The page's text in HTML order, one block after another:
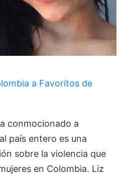
a Favoritos de
conmocionado a
país entero es una
sobre la violencia que
en Colombia. Liz